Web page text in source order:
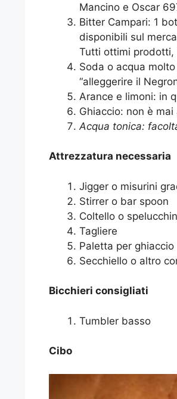
Mancino e Oscar
Bitter Campari: 1
disponibili sul
Tutti ottimi prodotti,
Soda o acqua
“alleggerire il
Arance e limoni: in
Ghiaccio: non è
Acqua tonica:
Attrezzatura necessaria
Jigger o misurini
Stirrer o bar spoon
Coltello o
Tagliere
Paletta per ghiaccio
Secchiello o altro
Bicchieri consigliati
Tumbler basso
Cibo